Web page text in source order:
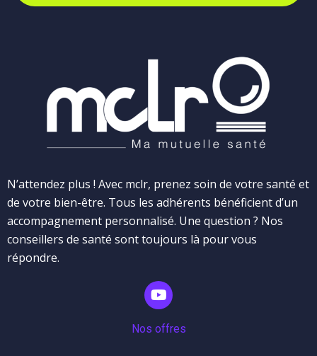
N’attendez plus ! Avec mclr, prenez soin de votre santé et
de votre bien-être. Tous les adhérents bénéficient d’un
accompagnement personnalisé. Une question ? Nos
conseillers de santé sont toujours là pour vous
répondre.
Nos offres